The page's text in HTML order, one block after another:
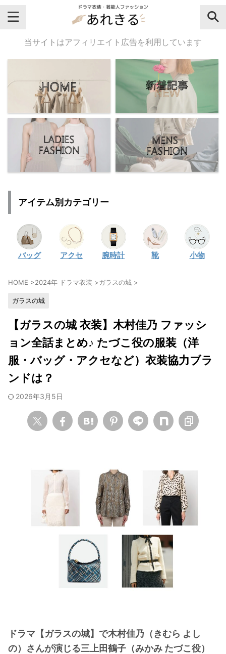
＼芸能人名・ドラマ名で検索♪／
気になるドラマ名や芸能人名でおし
ゃれなドラマ衣装・ファッションを
チェックしてね♪
【よく検索されてる女性芸能人】
・
広瀬すず
川口春奈
・ 石原さとみ
・広瀬アリス
永野芽郁
・ 波瑠
・奈緒
高畑充希
・ さとうほなみ
・
水川あさみ
・田中みな実
松岡茉優
福原遥
今田美桜
清原果耶
菜々緒
・トリンドル玲奈
・深田恭子
当サイトはアフィリエイト広告を利用しています
アイテム別カテゴリー
バッグ アクセ 腕時計 靴 小物
HOME >2024年 ドラマ衣装 >ガラスの城 >
ガラスの城
【ガラスの城 衣装】木村佳乃 ファッシ
ョン全話まとめ♪ たづこ役の服装（洋
服・バッグ・アクセなど）衣装協力ブラ
ンドは？
2026年3月5日
ドラマ【ガラスの城】で木村佳乃（きむら よし
の）さんが演じる三上田鶴子（みかみ たづこ役）